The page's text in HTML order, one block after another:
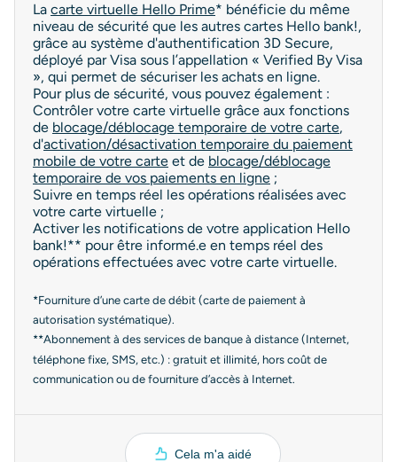
La carte virtuelle Hello Prime* bénéficie du même
niveau de sécurité que les autres cartes Hello bank!,
grâce au système d'authentification 3D Secure,
déployé par Visa sous l’appellation « Verified By Visa
», qui permet de sécuriser les achats en ligne.
Pour plus de sécurité, vous pouvez également :
Contrôler votre carte virtuelle grâce aux fonctions
de blocage/déblocage temporaire de votre carte,
d'activation/désactivation temporaire du paiement
mobile de votre carte et de blocage/déblocage
temporaire de vos paiements en ligne ;
Suivre en temps réel les opérations réalisées avec
votre carte virtuelle ;
Activer les notifications de votre application Hello
bank!** pour être informé.e en temps réel des
opérations effectuées avec votre carte virtuelle.
*Fourniture d’une carte de débit (carte de paiement à
autorisation systématique).
**Abonnement à des services de banque à distance (Internet,
téléphone fixe, SMS, etc.) : gratuit et illimité, hors coût de
communication ou de fourniture d’accès à Internet.
Cela m'a aidé